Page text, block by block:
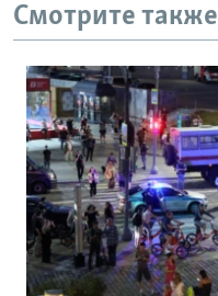
Смотрите также